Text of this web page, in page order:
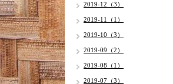
2019-12（3）
2019-11（1）
2019-10（3）
2019-09（2）
2019-08（1）
2019-07（3）